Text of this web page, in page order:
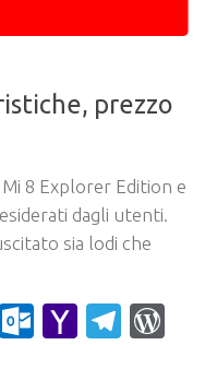
prezzo
8 Explorer Edition e
dagli utenti.
sia lodi che
Gmail Yahoo